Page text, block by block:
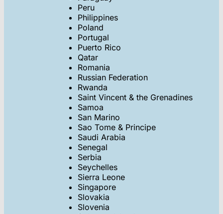
Peru
Philippines
Poland
Portugal
Puerto Rico
Qatar
Romania
Russian Federation
Rwanda
Saint Vincent & the Grenadines
Samoa
San Marino
Sao Tome & Principe
Saudi Arabia
Senegal
Serbia
Seychelles
Sierra Leone
Singapore
Slovakia
Slovenia